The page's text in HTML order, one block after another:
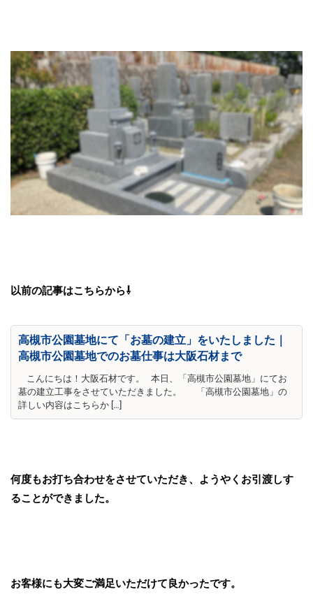
以前の記事はこちらから⇩
高槻市公園墓地にて「お墓の建立」をいたしました｜
高槻市公園墓地でのお墓仕事は大阪石材まで
こんにちは！大阪石材です。 本日、「高槻市公園墓地」にてお
墓の建立工事をさせていただきました。 「高槻市公園墓地」の
詳しい内容はこちらか […]
何度もお打ち合わせをさせていただき、ようやくお引渡しす
ることができました。
お客様にも大変ご満足いただけて良かったです。